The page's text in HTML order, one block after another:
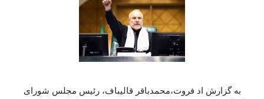
به گزارش اد فروت،محمدباقر قالیباف، رئیس مجلس شورای